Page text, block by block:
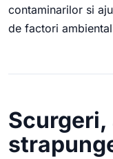
contaminarilor si
de factori
Scurgeri,